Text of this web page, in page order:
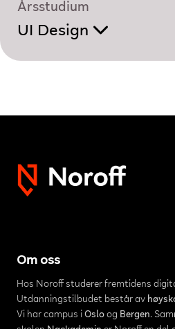
Årsstudium
UI Design
Om oss
Hos Noroff studerer fremtidens
Utdanningstilbudet består av
Vi har campus i Osloog Bergen.